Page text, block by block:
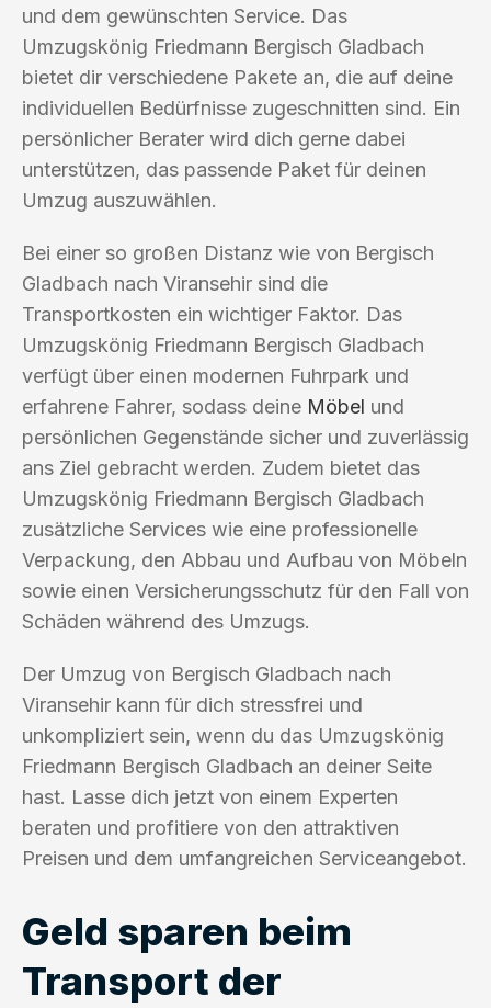
und dem gewünschten Service. Das
Umzugskönig Friedmann Bergisch Gladbach
bietet dir verschiedene Pakete an, die auf deine
individuellen Bedürfnisse zugeschnitten sind. Ein
persönlicher Berater wird dich gerne dabei
unterstützen, das passende Paket für deinen
Umzug auszuwählen.
Bei einer so großen Distanz wie von Bergisch
Gladbach nach Viransehir sind die
Transportkosten ein wichtiger Faktor. Das
Umzugskönig Friedmann Bergisch Gladbach
verfügt über einen modernen Fuhrpark und
erfahrene Fahrer, sodass deine Möbel und
persönlichen Gegenstände sicher und zuverlässig
ans Ziel gebracht werden. Zudem bietet das
Umzugskönig Friedmann Bergisch Gladbach
zusätzliche Services wie eine professionelle
Verpackung, den Abbau und Aufbau von Möbeln
sowie einen Versicherungsschutz für den Fall von
Schäden während des Umzugs.
Der Umzug von Bergisch Gladbach nach
Viransehir kann für dich stressfrei und
unkompliziert sein, wenn du das Umzugskönig
Friedmann Bergisch Gladbach an deiner Seite
hast. Lasse dich jetzt von einem Experten
beraten und profitiere von den attraktiven
Preisen und dem umfangreichen Serviceangebot.
Geld sparen beim
Transport der